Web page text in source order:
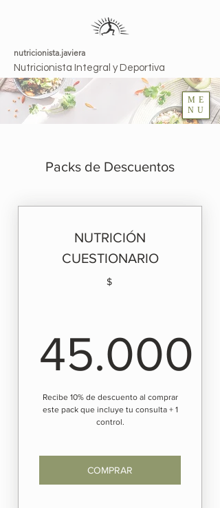
ME
NU
nutricionista.javiera
Nutricionista Integral y Deportiva
Packs de Descuentos
NUTRICIÓN
CUESTIONARIO
$
45.000
Recibe 10% de descuento al comprar
este pack que incluye tu consulta + 1
control.
COMPRAR